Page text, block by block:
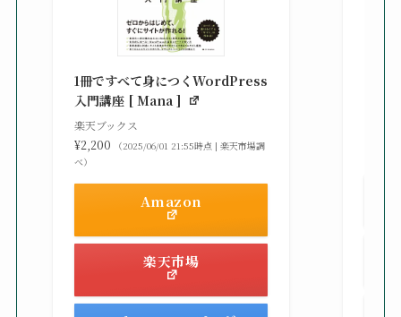
1冊ですべて身につくWordPress
入門講座 [ Mana ]
楽天ブックス
¥2,200
（2025/06/01 21:55時点 | 楽天市場調
べ）
Amazon
楽天市場